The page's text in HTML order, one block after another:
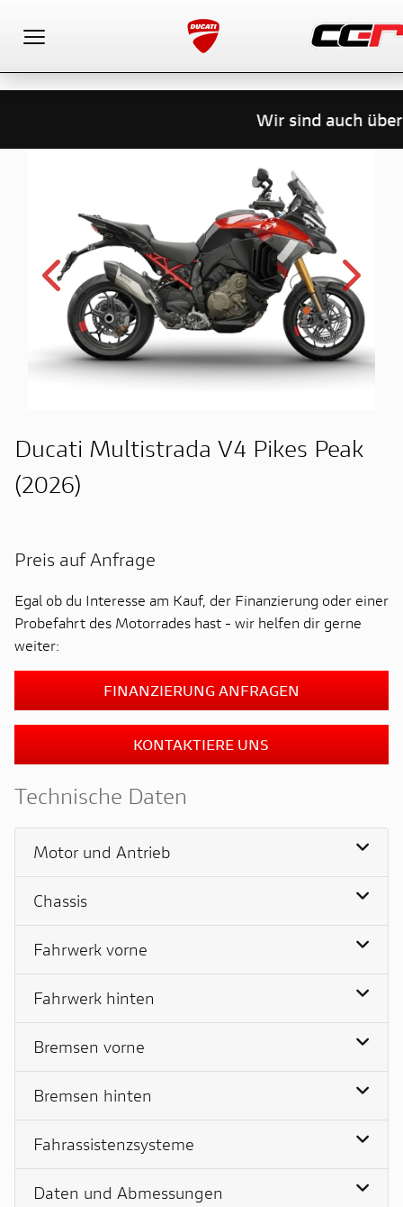
Wir sind auch
Ducati Multistrada V4 Pikes Peak
(2026)
Technische Daten
Motor und Antrieb
Chassis
Fahrwerk vorne
Fahrwerk hinten
Bremsen vorne
Bremsen hinten
Fahrassistenzsysteme
Daten und Abmessungen
Preis auf Anfrage
Egal ob du Interesse am Kauf, der Finanzierung oder einer
Probefahrt des Motorrades hast - wir helfen dir gerne
weiter:
FINANZIERUNG ANFRAGEN
KONTAKTIERE UNS